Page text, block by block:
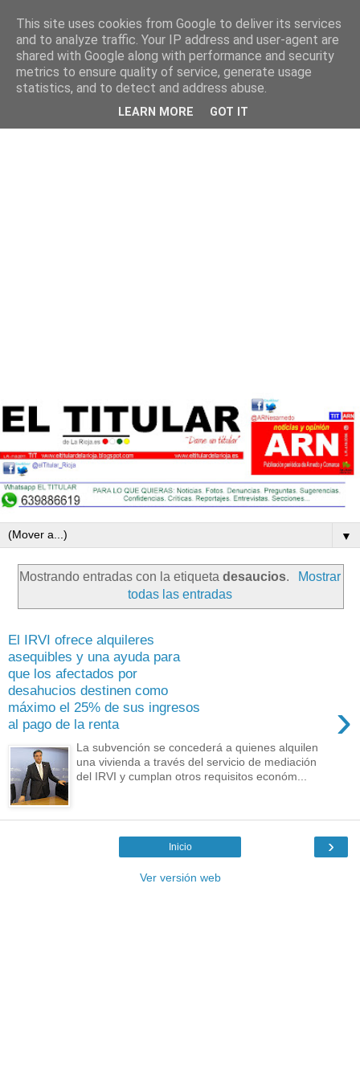
▼
Mostrando entradas con la etiquetadesaucios.
Mostrar
todas las entradas
El IRVI ofrece alquileres
asequibles y una ayuda para
que los afectados por
desahucios destinen como
máximo el 25% de sus ingresos
al pago de la renta
›
La subvención se concederá a quienes alquilen
una vivienda a través del servicio de mediación
del IRVI y cumplan otros requisitos económ...
›
Inicio
Ver versión web
This site uses cookies from Google to deliver its services
and to analyze traffic. Your IP address and user-agent are
shared with Google along with performance and security
metrics to ensure quality of service, generate usage
statistics, and to detect and address abuse.
LEARN MORE GOT IT